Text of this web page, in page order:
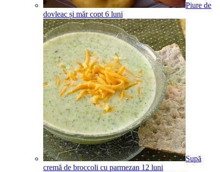
Piure de
dovleac și măr copt 6 luni
Supă
cremă de broccoli cu parmezan 12 luni